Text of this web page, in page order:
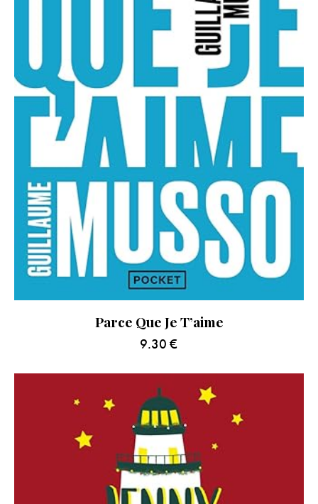
Parce Que Je T’aime
9.30 €